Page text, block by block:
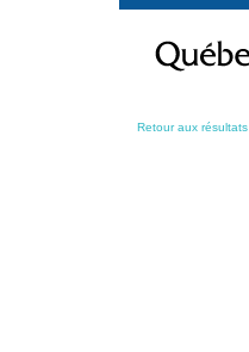
contenu
Retour aux résultats